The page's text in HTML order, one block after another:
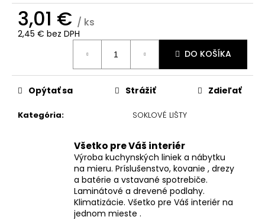
3,01 € / ks
2,45 € bez DPH
DO KOŠÍKA
Kategória: SOKLOVÉ LIŠTY
Opýtať sa Strážiť Zdieľať
Všetko pre Váš interiér
Výroba kuchynských liniek a nábytku
na mieru. Príslušenstvo, kovanie , drezy
a batérie a vstavané spotrebiče.
Laminátové a drevené podlahy.
Klimatizácie. Všetko pre Váš interiér na
jednom mieste .